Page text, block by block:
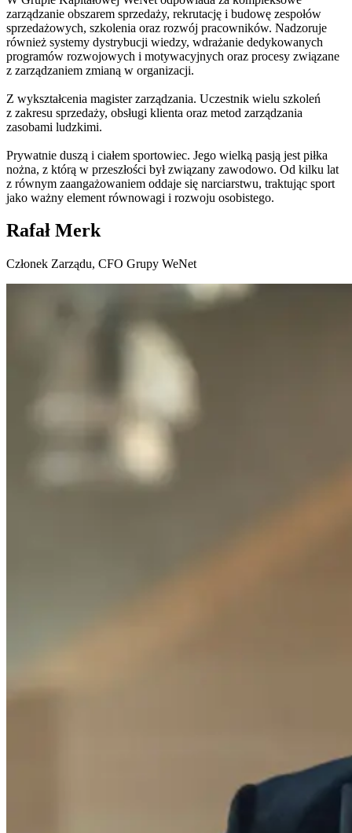
zarządzanie obszarem sprzedaży, rekrutację i budowę zespołów
sprzedażowych, szkolenia oraz rozwój pracowników. Nadzoruje
również systemy dystrybucji wiedzy, wdrażanie dedykowanych
programów rozwojowych i motywacyjnych oraz procesy związane
z zarządzaniem zmianą w organizacji.
Z wykształcenia magister zarządzania. Uczestnik wielu szkoleń
z zakresu sprzedaży, obsługi klienta oraz metod zarządzania
zasobami ludzkimi.
Prywatnie duszą i ciałem sportowiec. Jego wielką pasją jest piłka
nożna, z którą w przeszłości był związany zawodowo. Od kilku lat
z równym zaangażowaniem oddaje się narciarstwu, traktując sport
jako ważny element równowagi i rozwoju osobistego.
Rafał Merk
Członek Zarządu, CFO Grupy WeNet